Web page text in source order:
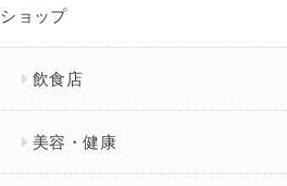
ショップ
飲食店
美容・健康